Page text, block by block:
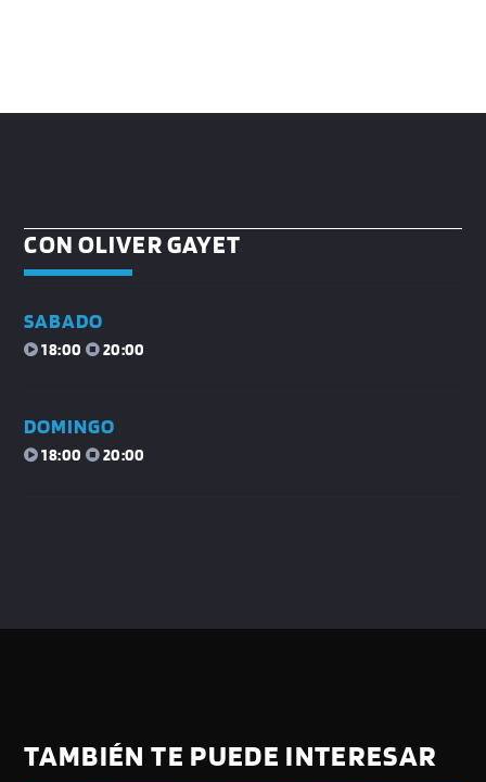
CON OLIVER GAYET
SABADO
18:00 20:00
DOMINGO
18:00 20:00
TAMBIÉN TE PUEDE INTERESAR